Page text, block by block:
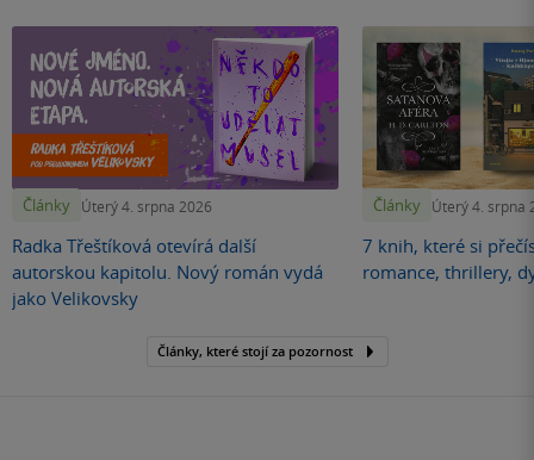
Články Úterý 4. srpna 2026
Radka Třeštíková otevírá další
autorskou kapitolu. Nový román vydá
jako Velikovsky
Články Úterý 4. srpna
7 knih, které si
romance, thrillery,
Články, které stojí za pozornost